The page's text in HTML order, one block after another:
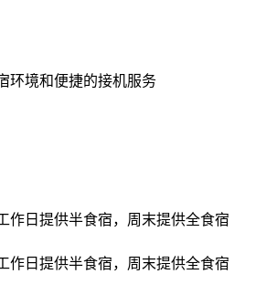
环境和便捷的接机服务
作日提供半食宿，周末提供全食宿
作日提供半食宿，周末提供全食宿